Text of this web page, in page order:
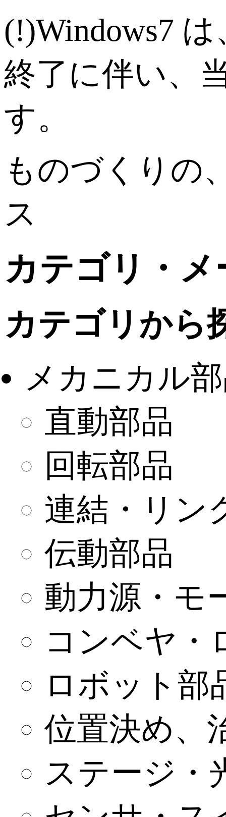
(!)Windows7
終了に伴い、
す。
ものづくりの
ス
カテゴリ・
カテゴリから
メカニカル
直動部品
回転部品
連結・リン
伝動部品
動力源・モ
コンベヤ・
ロボット部
位置決め、
ステージ・